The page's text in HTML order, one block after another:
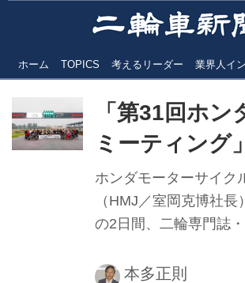
ホーム TOPICS 考えるリーダー 業界人イ
「第31回ホン
ミーティング
編集長らが
目指して走る
ホンダモーターサイク
（HMJ／室岡克博社長
の2日間、二輪専門誌
兼ねたミーティングイ
本多正則